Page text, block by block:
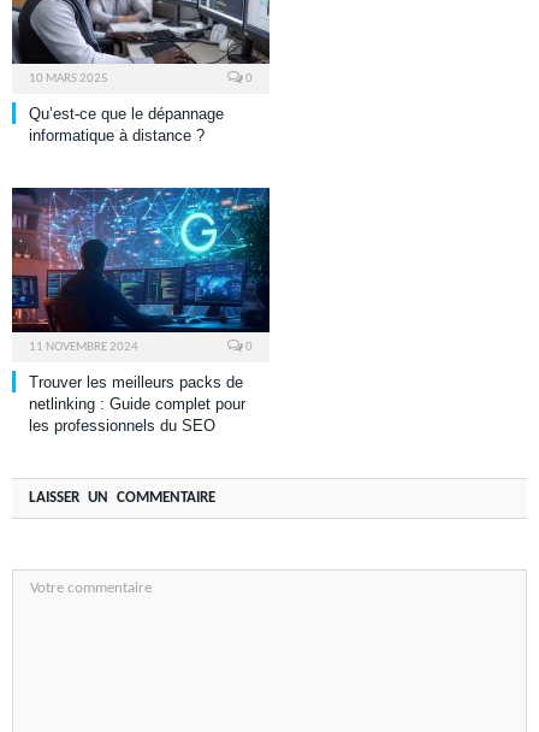
10 MARS 2025 0
Qu’est-ce que le dépannage
informatique à distance ?
11 NOVEMBRE 2024 0
Trouver les meilleurs packs de
netlinking : Guide complet pour
les professionnels du SEO
LAISSER UN COMMENTAIRE